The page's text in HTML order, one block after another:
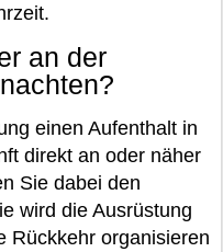
an der
einen Aufenthalt in
direkt an oder näher
Sie dabei den
wird die Ausrüstung
Rückkehr organisieren